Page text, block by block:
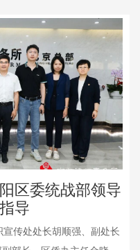
区委统战部领导
导
传处处长胡顺强、副处长